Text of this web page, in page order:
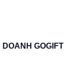
liệu chế tác
phôi cúpGOGIFT